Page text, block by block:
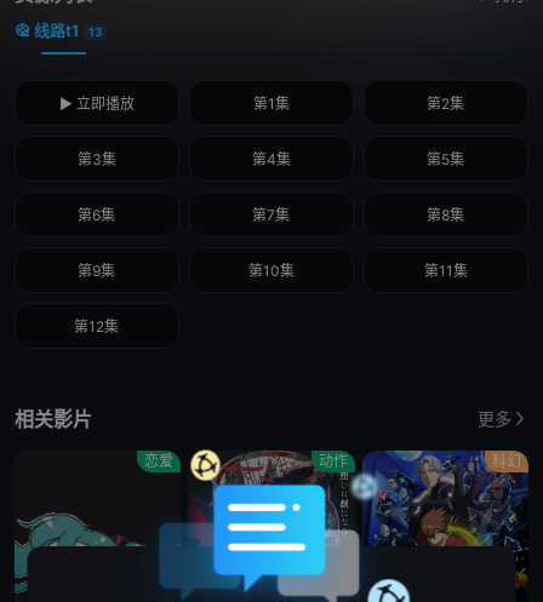
线路t1 13
▶️ 立即播放 第1集 第2集
第3集 第4集 第5集
第6集 第7集 第8集
第9集 第10集 第11集
第12集
相关影片 更多
恋爱 动作 科幻